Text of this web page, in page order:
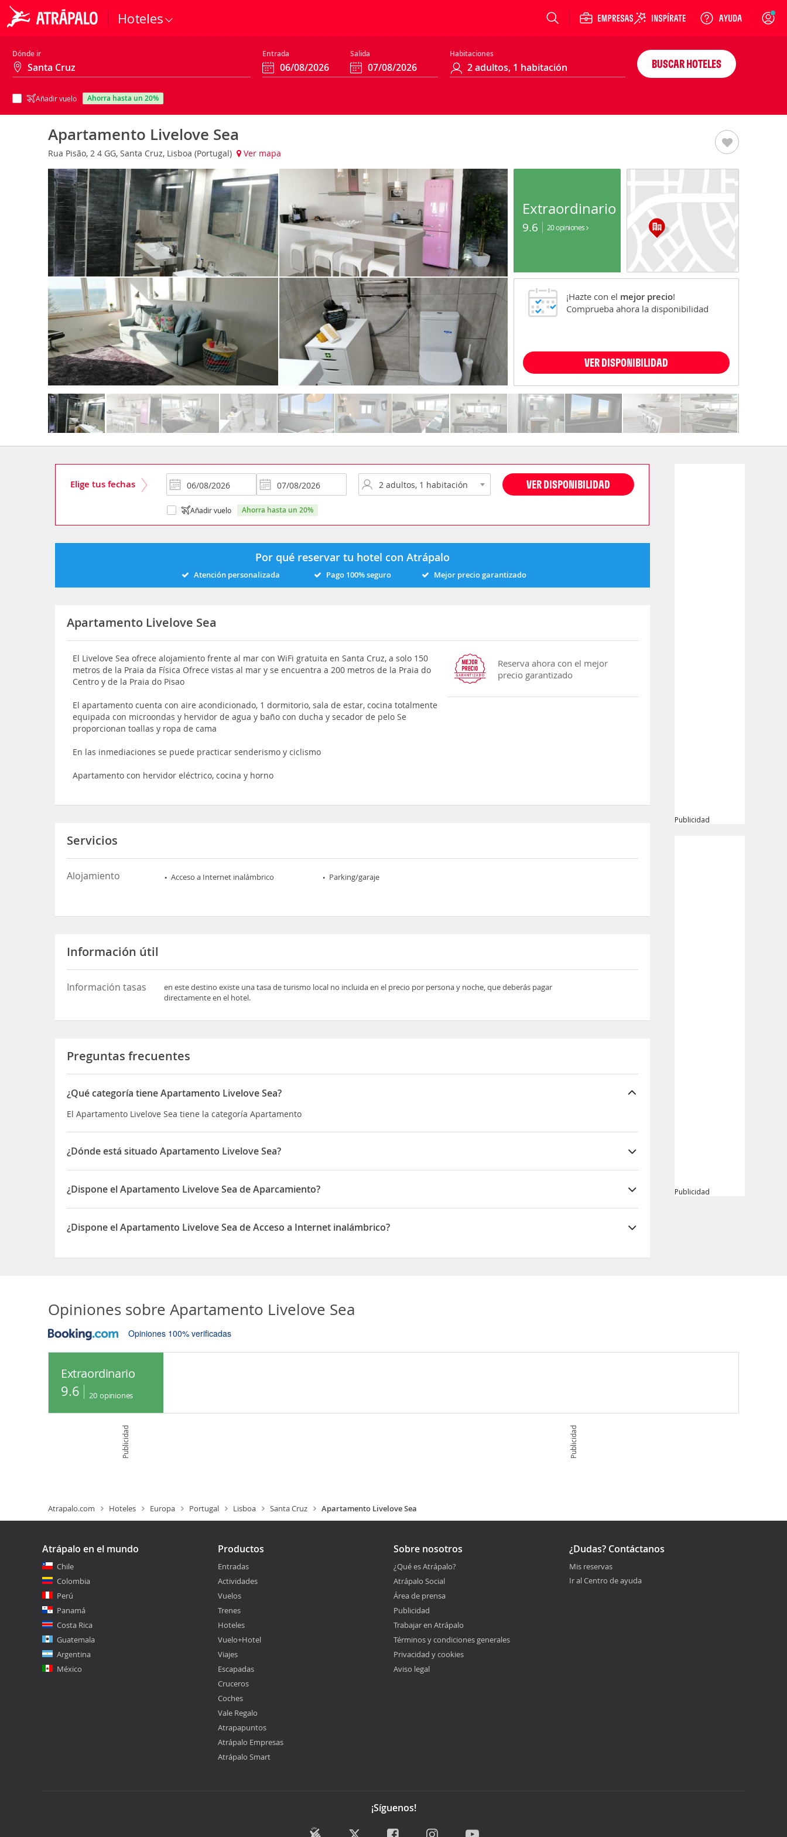
Hoteles Login
Dónde ir Entrada Salida Habitaciones
Añadir vuelo ahorra hasta un 20%
BUSCAR HOTELES
Apartamento Livelove Sea
Rua Pisão, 2 4 GG, Santa Cruz, Lisboa (Portugal) Ver mapa
Extraordinario
9.6 20 opiniones
¡Hazte con el mejor precio!
Comprueba ahora la disponibilidad
VER DISPONIBILIDAD
Elige tus fechas VER DISPONIBILIDAD
Añadir vuelo ahorra hasta un 20%
Por qué reservar tu hotel con Atrápalo
Atención personalizada Pago 100% seguro Mejor precio garantizado
Apartamento Livelove Sea
El Livelove Sea ofrece alojamiento frente al mar con WiFi gratuita en Santa Cruz, a solo 150
metros de la Praia da Física Ofrece vistas al mar y se encuentra a 200 metros de la Praia do
Centro y de la Praia do Pisao
El apartamento cuenta con aire acondicionado, 1 dormitorio, sala de estar, cocina totalmente
equipada con microondas y hervidor de agua y baño con ducha y secador de pelo Se
proporcionan toallas y ropa de cama
En las inmediaciones se puede practicar senderismo y ciclismo
Apartamento con hervidor eléctrico, cocina y horno
Reserva ahora con el mejor
precio garantizado
Servicios
Alojamiento Acceso a Internet inalámbrico Parking/garaje
Información útil
Información tasas
en este destino existe una tasa de turismo local no incluida en el precio por persona y noche, que deberás pagar
directamente en el hotel.
Preguntas frecuentes
¿Qué categoría tiene Apartamento Livelove Sea?
El Apartamento Livelove Sea tiene la categoría Apartamento
¿Dónde está situado Apartamento Livelove Sea?
El Apartamento Livelove Sea está situado en Rua Pisão, 2 4 GG
¿Dispone el Apartamento Livelove Sea de Aparcamiento?
Sí, el Apartamento Livelove Sea dispone de Aparcamiento
¿Dispone el Apartamento Livelove Sea de Acceso a Internet inalámbrico?
Publicidad
Publicidad
Opiniones sobre Apartamento Livelove Sea
Opiniones 100% verificadas
Extraordinario
9.6 20 opiniones
Publicidad Publicidad
Atrapalo.com Hoteles Europa Portugal Lisboa Santa Cruz Apartamento Livelove Sea
Atrápalo en el mundo
Chile
Colombia
Perú
Panamá
Costa Rica
Guatemala
Argentina
México
Productos
Entradas
Actividades
Vuelos
Trenes
Hoteles
Vuelo+Hotel
Viajes
Escapadas
Cruceros
Coches
Vale Regalo
Atrapapuntos
Atrápalo Empresas
Atrápalo Smart
Sobre nosotros
¿Qué es Atrápalo?
Atrápalo Social
Área de prensa
Publicidad
Trabajar en Atrápalo
Términos y condiciones generales
Privacidad y cookies
Aviso legal
¿Dudas? Contáctanos
Mis reservas
Ir al Centro de ayuda
¡Síguenos!